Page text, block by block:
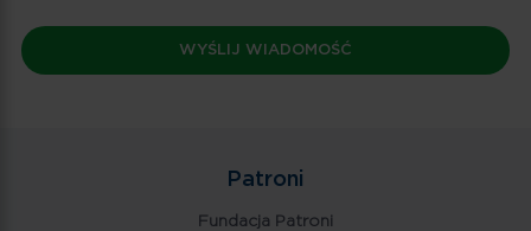
Patroni
Fundacja Patroni